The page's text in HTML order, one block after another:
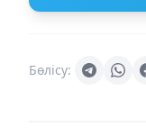
Бөлісу: